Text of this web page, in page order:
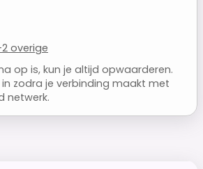
2 overige
op is, kun je altijd opwaarderen.
zodra je verbinding maakt met
netwerk.